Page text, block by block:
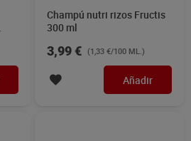
Champú nutri rizos Fructis
300 ml
3,99 € (1,33 €/100 ML.)
Añadir